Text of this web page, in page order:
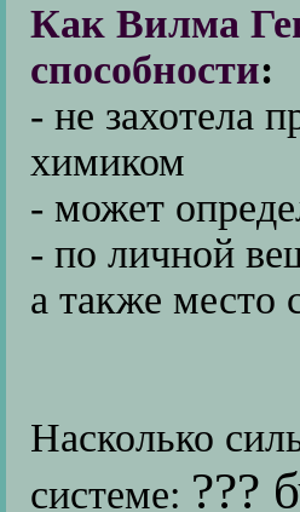
Как Вилма
способности:
- не захотела
химиком
- может
- по личной
а также место
Насколько
системе: ???